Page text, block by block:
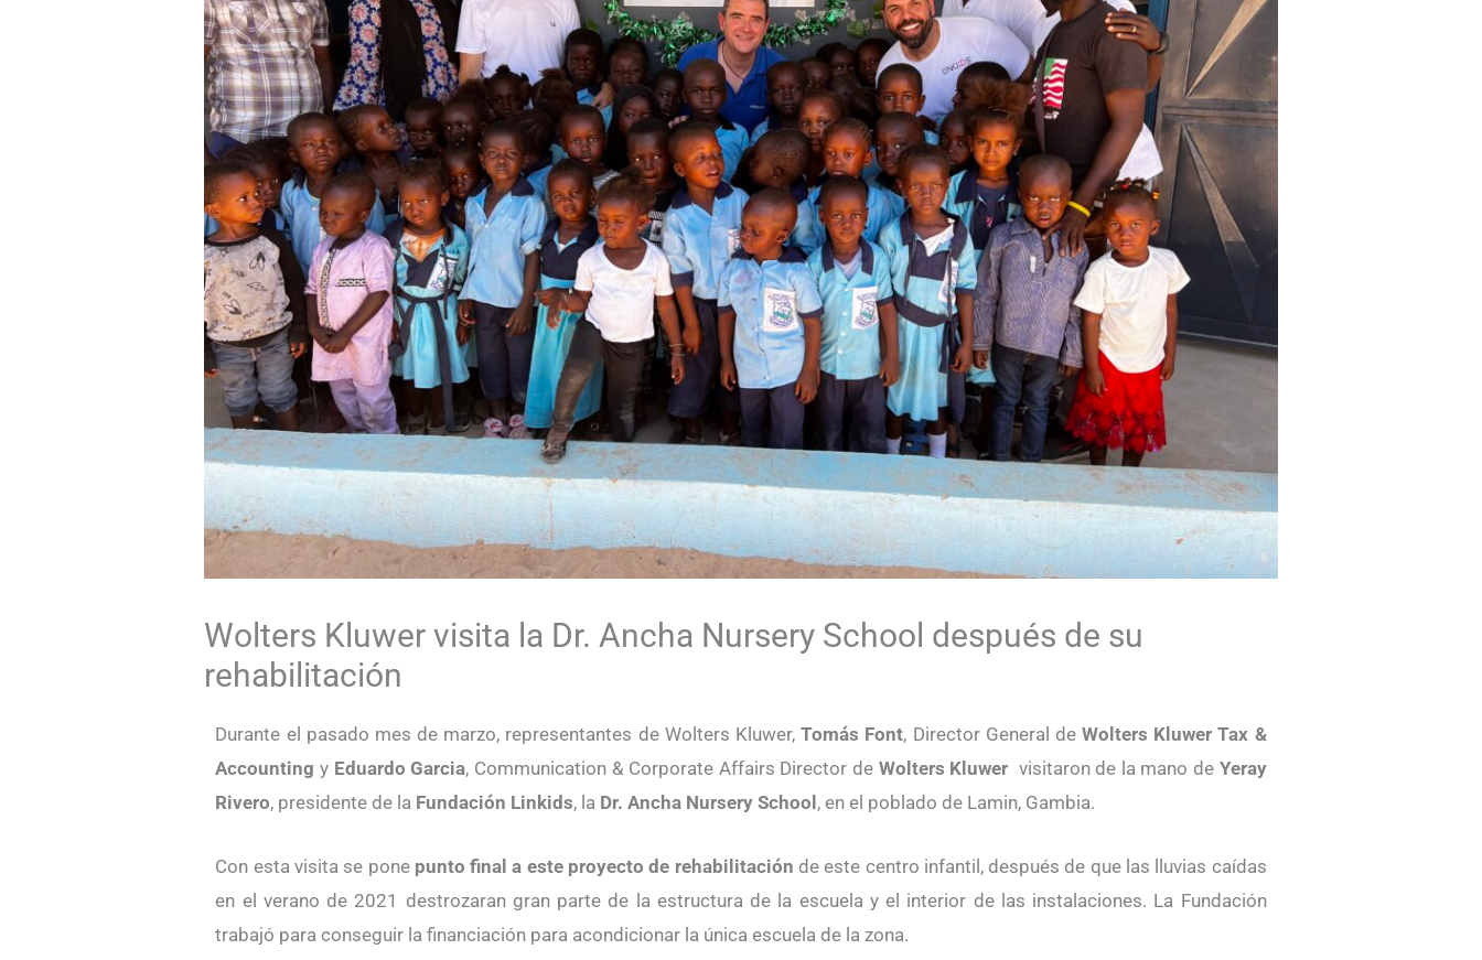
Wolters Kluwer visita la Dr. Ancha Nursery School después de su
rehabilitación
Durante el pasado mes de marzo, representantes de Wolters Kluwer,Tomás Font, Director General deWolters Kluwer Tax &
Accounting y Eduardo Garcia, Communication & Corporate Affairs Director de Wolters Kluwer visitaron de la mano de Yeray
Rivero, presidente de la Fundación Linkids, la Dr. Ancha Nursery School, en el poblado de Lamin, Gambia.
Con esta visita se pone punto final a este proyecto de rehabilitación de este centro infantil, después de que las lluvias caídas
en el verano de 2021 destrozaran gran parte de la estructura de la escuela y el interior de las instalaciones. La Fundación
trabajó para conseguir la financiación para acondicionar la única escuela de la zona.